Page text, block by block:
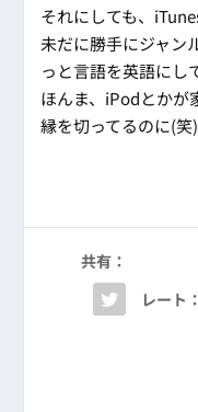
それにしても、
未だに勝手にジャン
っと言語を英語にし
ほんま、iPodとかが
縁を切ってるのに(笑)
共有：
レート：